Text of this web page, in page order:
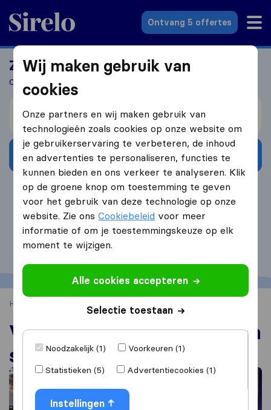
Sirelo.nl
Ontvang 5 offertes
Zoek jij een verhuizer?
Ontvang 5 gratis offertes in 3 stappen
Verhuizen van
Ontvang gratis offertes
4.3 793 Google reviews
Home Container verhuizen
Verhuiscontainer huren: een
succesvolle verhuisservice
Wij maken gebruik van
cookies
Onze partners en wij maken gebruik van
technologieën zoals cookies op onze website om
je gebruikerservaring te verbeteren, de inhoud
en advertenties te personaliseren, functies te
kunnen bieden en ons verkeer te analyseren. Klik
op de groene knop om toestemming te geven
voor het gebruik van deze technologie op onze
website. Zie onsCookiebeleid voor meer
informatie of om je toestemmingskeuze op elk
moment te wijzigen.
Alle cookies accepteren
Selectie toestaan
Noodzakelijk (1)
Voorkeuren (1)
Statistieken (5)
Advertentiecookies (1)
Instellingen